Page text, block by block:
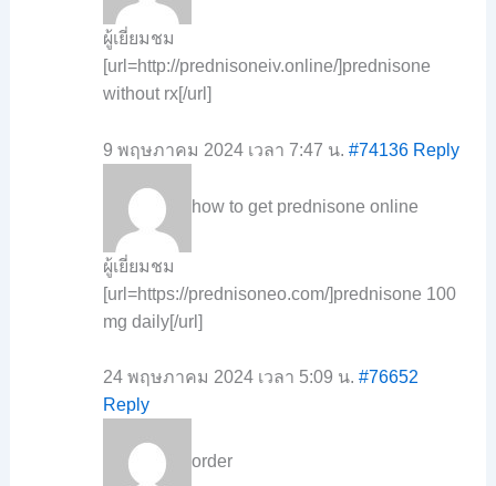
ผู้เยี่ยมชม
[url=http://prednisoneiv.online/]prednisone
without rx[/url]
9 พฤษภาคม 2024 เวลา 7:47 น. #74136 Reply
how to get prednisone online
ผู้เยี่ยมชม
[url=https://prednisoneo.com/]prednisone 100
mg daily[/url]
24 พฤษภาคม 2024 เวลา 5:09 น. #76652
Reply
order